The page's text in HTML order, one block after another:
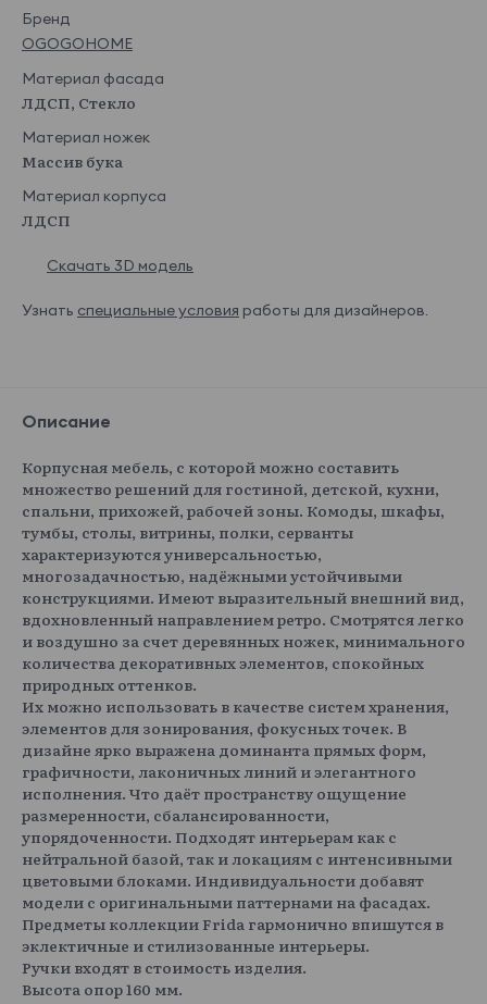
Бренд
OGOGOHOME
Материал фасада
ЛДСП, Стекло
Материал ножек
Массив бука
Материал корпуса
ЛДСП
Скачать 3D модель
Узнать специальные условия работы для дизайнеров.
Описание
Корпусная мебель, с которой можно составить
множество решений для гостиной, детской, кухни,
спальни, прихожей, рабочей зоны. Комоды, шкафы,
тумбы, столы, витрины, полки, серванты
характеризуются универсальностью,
многозадачностью, надёжными устойчивыми
конструкциями. Имеют выразительный внешний вид,
вдохновленный направлением ретро. Смотрятся легко
и воздушно за счет деревянных ножек, минимального
количества декоративных элементов, спокойных
природных оттенков.
Их можно использовать в качестве систем хранения,
элементов для зонирования, фокусных точек. В
дизайне ярко выражена доминанта прямых форм,
графичности, лаконичных линий и элегантного
исполнения. Что даёт пространству ощущение
размеренности, сбалансированности,
упорядоченности. Подходят интерьерам как с
нейтральной базой, так и локациям с интенсивными
цветовыми блоками. Индивидуальности добавят
модели с оригинальными паттернами на фасадах.
Предметы коллекции Frida гармонично впишутся в
эклектичные и стилизованные интерьеры.
Ручки входят в стоимость изделия.
Высота опор 160 мм.